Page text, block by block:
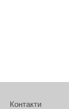
Контакти